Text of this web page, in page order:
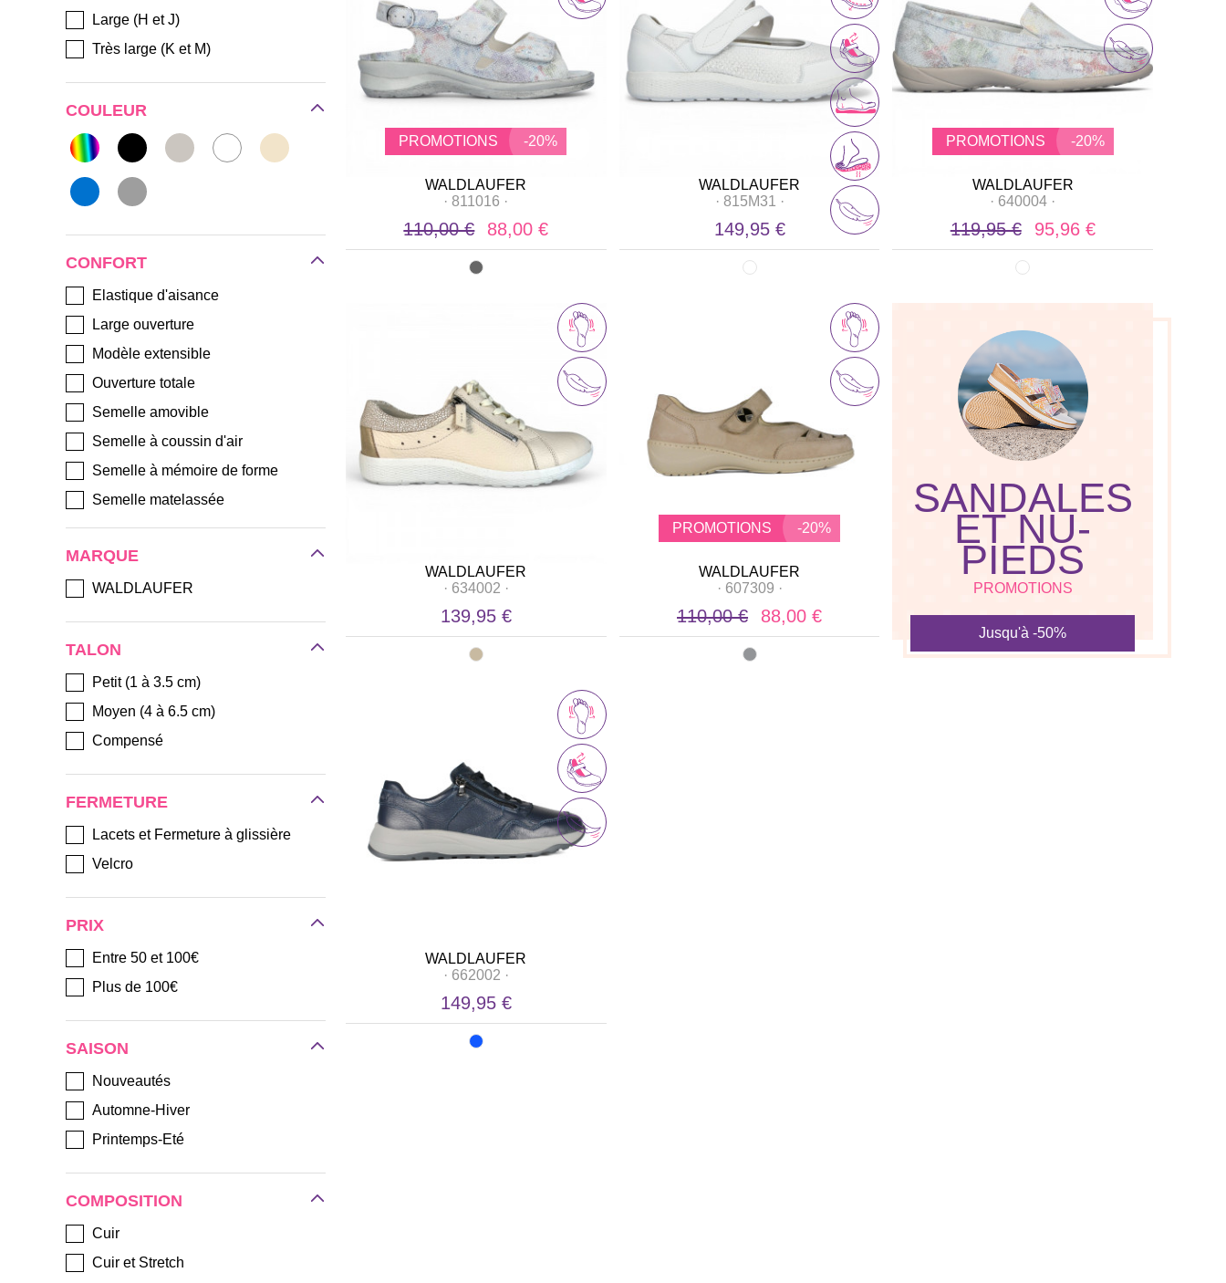
Large (H et J)
Très large (K et M)
COULEUR
CONFORT
Elastique d'aisance
Large ouverture
Modèle extensible
Ouverture totale
Semelle amovible
Semelle à coussin d'air
Semelle à mémoire de forme
Semelle matelassée
Grande souplesse
Léger
MARQUE
WALDLAUFER
TALON
Petit (1 à 3.5 cm)
Moyen (4 à 6.5 cm)
Compensé
FERMETURE
Lacets et Fermeture à glissière
Velcro
PRIX
Entre 50 et 100€
Plus de 100€
SAISON
Nouveautés
Automne-Hiver
Printemps-Eté
COMPOSITION
Cuir
Cuir et Stretch
PROMOTIONS -20%
WALDLAUFER
·811016 ·
110,00 € 88,00 €
WALDLAUFER
· 815M31 ·
149,95 €
PROMOTIONS -20%
WALDLAUFER
· 640004 ·
119,95 € 95,96 €
WALDLAUFER
· 634002 ·
139,95 €
PROMOTIONS -20%
WALDLAUFER
· 607309 ·
110,00 € 88,00 €
SANDALES
ET NU-
PIEDS
PROMOTIONS
Jusqu'à -50%
WALDLAUFER
· 662002 ·
149,95 €